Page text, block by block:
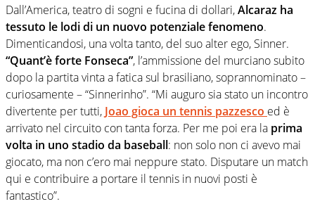
Dall’America, teatro di sogni e fucina di dollari,Alcaraz ha
tessuto le lodi di un nuovo potenziale fenomeno.
Dimenticandosi, una volta tanto, del suo alter ego, Sinner.
“Quant’è forte Fonseca”, l’ammissione del murciano subito
dopo la partita vinta a fatica sul brasiliano, soprannominato –
curiosamente – “Sinnerinho”. “Mi auguro sia stato un incontro
divertente per tutti, Joao gioca un tennis pazzesco ed è
arrivato nel circuito con tanta forza. Per me poi era la prima
volta in uno stadio da baseball: non solo non ci avevo mai
giocato, ma non c’ero mai neppure stato. Disputare un match
qui e contribuire a portare il tennis in nuovi posti è
fantastico”.